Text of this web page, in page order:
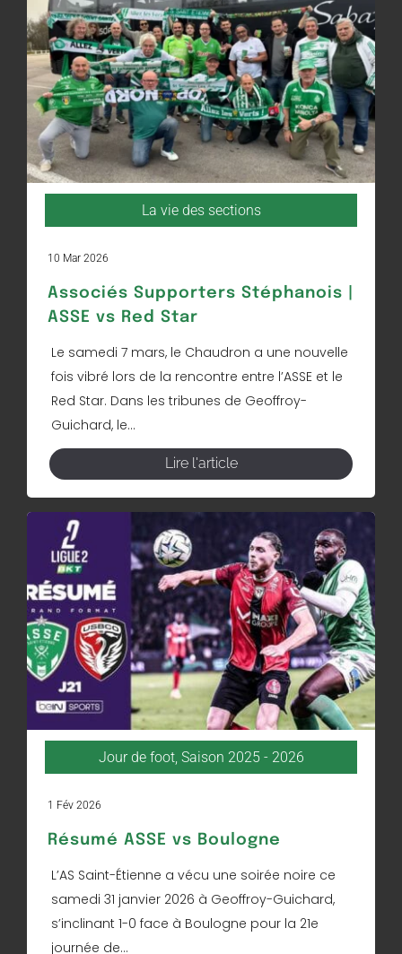
La vie des sections
10 Mar 2026
Associés Supporters Stéphanois |
ASSE vs Red Star
Le samedi 7 mars, le Chaudron a une nouvelle
fois vibré lors de la rencontre entre l’ASSE et le
Red Star. Dans les tribunes de Geoffroy-
Guichard, le...
Lire l'article
Jour de foot, Saison 2025 - 2026
1 Fév 2026
Résumé ASSE vs Boulogne
L’AS Saint-Étienne a vécu une soirée noire ce
samedi 31 janvier 2026 à Geoffroy-Guichard,
s’inclinant 1-0 face à Boulogne pour la 21e
journée de...